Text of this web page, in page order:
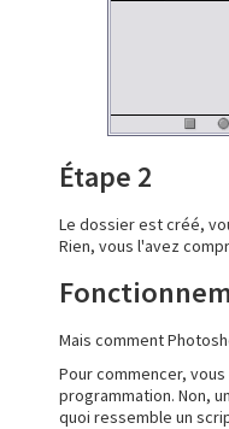
Étape 2
Le dossier est créé,
Rien, vous l'avez
Mais comment
Pour commencer,
programmation. Non,
quoi ressemble un